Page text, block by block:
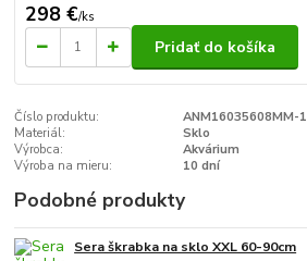
298 €/ks
Pridať do košíka
Číslo produktu:
ANM16035608MM-1
Materiál:
Sklo
Výrobca:
Akvárium
Výroba na mieru:
10 dní
Podobné produkty
Sera škrabka na sklo XXL 60-90cm